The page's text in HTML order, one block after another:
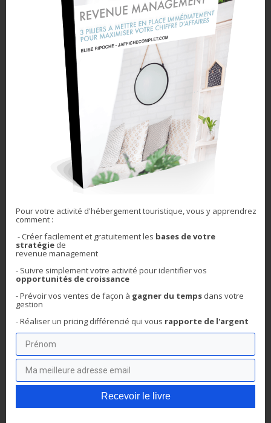
Merci d'avoir lu cet
article.
Ne perdez pas de vue votre performance en
gratuitement
es 6 erreurs habituelles
qui vous font perdre de l'argent.
🗝️ Quelles sont ces erreurs
🗝️ Comment je recommande de les corriger
aller plus loin
Recevoir le livre
revendue. En vous inscrivant ici, vous recevrez des articles,
vidéos, offres commerciales, podcasts et autres conseils pour
vous aider à augmenter votre chiffre d'affaires grâce au revenue
indirectement. Vous pouvez vous désabonner à tout instant.
Pour votre activité d'hébergement touristique, vous y apprendrez
comment :
- Créer facilement et gratuitement les bases de votre
stratégie de
revenue management
- Suivre simplement votre activité pouridentifier vos
opportunités de croissance
- Prévoir vos ventes de façon à gagner du temps dans votre
gestion
- Réaliser un pricing différencié qui vous rapporte de l'argent
Recevoir le livre